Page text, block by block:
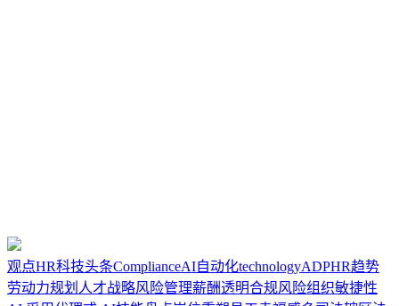
观点HR科技头条ComplianceAI自动化technologyADPHR趋势
劳动力规划 人才战略风险管理薪酬透明合规风险组织敏捷性